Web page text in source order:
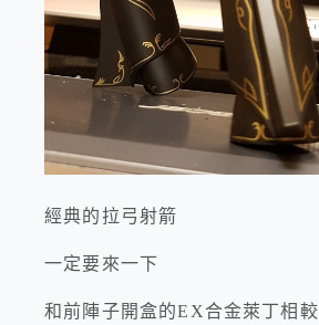
經典的拉弓射箭
一定要來一下
和前陣子開盒的EX合金萊丁相較